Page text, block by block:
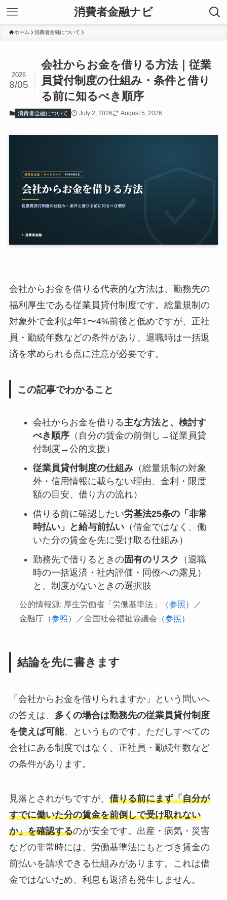
消費者金融ナビ
ホーム 消費者金融について
会社からお金を借りる方法｜従業
員貸付制度の仕組み・条件と借り
る前に知るべき順序
2026
8/05
消費者金融について July 2, 2026 August 5, 2026
会社からお金を借りる代表的な方法は、勤務先の
福利厚生である従業員貸付制度です。総量規制の
対象外で金利は年1〜4%前後と低めですが、正社
員・勤続年数などの条件があり、退職時は一括返
済を求められる点に注意が必要です。
この記事でわかること
会社からお金を借りる主な方法と、検討す
べき順序（自分の賃金の前倒し→従業員貸
付制度→公的支援）
従業員貸付制度の仕組み（総量規制の対象
外・信用情報に載らない理由、金利・限度
額の目安、借り方の流れ）
借りる前に確認したい労基法25条の「非常
時払い」と給与前払い（借金ではなく、働
いた分の賃金を先に受け取る仕組み）
勤務先で借りるときの固有のリスク （退職
時の一括返済・社内評価・同僚への露見）
と、制度がないときの選択肢
公的情報源: 厚生労働省「労働基準法」（参照）／
金融庁（参照）／全国社会福祉協議会（参照）
結論を先に書きます
「会社からお金を借りられますか」という問いへ
の答えは、 多くの場合は勤務先の従業員貸付制度
を使えば可能、というものです。ただしすべての
会社にある制度ではなく、正社員・勤続年数など
の条件があります。
見落とされがちですが、 借りる前にまず「自分が
すでに働いた分の賃金を前倒しで受け取れない
か」を確認するのが安全です。出産・病気・災害
などの非常時には、労働基準法にもとづき賃金の
前払いを請求できる仕組みがあります。これは借
金ではないため、利息も返済も発生しません。